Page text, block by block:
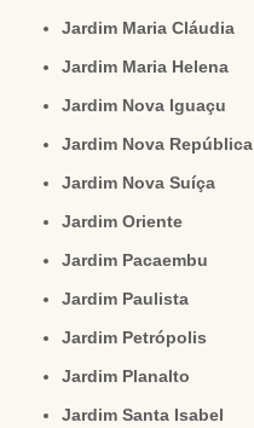
Jardim Maria Cláudia
Jardim Maria Helena
Jardim Nova Iguaçu
Jardim Nova República
Jardim Nova Suíça
Jardim Oriente
Jardim Pacaembu
Jardim Paulista
Jardim Petrópolis
Jardim Planalto
Jardim Santa Isabel